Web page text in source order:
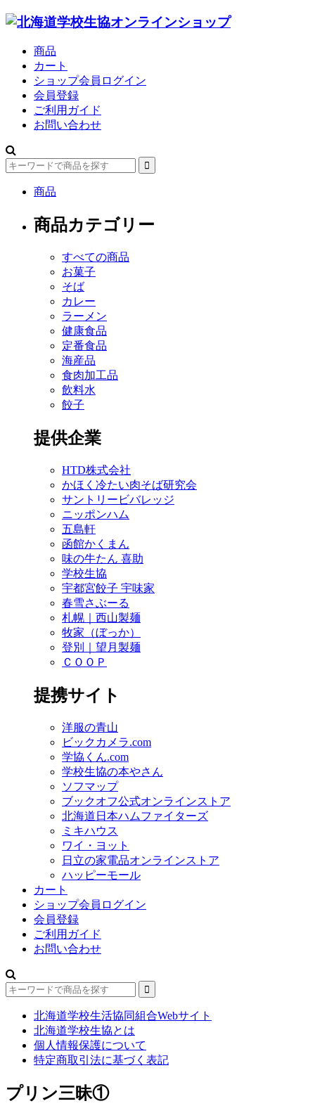
商品
カート
ショップ会員ログイン
会員登録
ご利用ガイド
お問い合わせ
商品
商品カテゴリー
すべての商品
お菓子
そば
カレー
ラーメン
健康食品
定番食品
海産品
食肉加工品
飲料水
餃子
提供企業
HTD株式会社
かほく冷たい肉そば研究会
サントリービバレッジ
ニッポンハム
五島軒
函館かくまん
味の牛たん 喜助
学校生協
宇都宮餃子 宇味家
春雪さぶーる
札幌｜西山製麺
牧家（ぼっか）
登別｜望月製麺
ＣＯＯＰ
提携サイト
洋服の青山
ビックカメラ.com
学協くん.com
学校生協の本やさん
ソフマップ
ブックオフ公式オンラインストア
北海道日本ハムファイターズ
ミキハウス
ワイ・ヨット
日立の家電品オンラインストア
ハッピーモール
カート
ショップ会員ログイン
会員登録
ご利用ガイド
お問い合わせ
北海道学校生活協同組合Webサイト
北海道学校生協とは
個人情報保護について
特定商取引法に基づく表記
プリン三昧①